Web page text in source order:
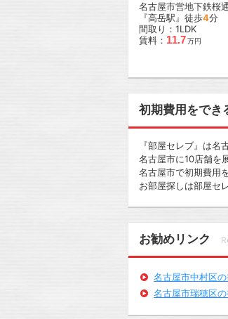
名古屋市営地下鉄桜
『高岳駅』徒歩4分
間取り：1LDK
賃料： 11.7万円
初期費用をでき
『部屋セレブ』は名
名古屋市に10店舗を
名古屋市で初期費用
お部屋探しは部屋セ
お勧めリンク
名古屋市中村区
名古屋市瑞穂区